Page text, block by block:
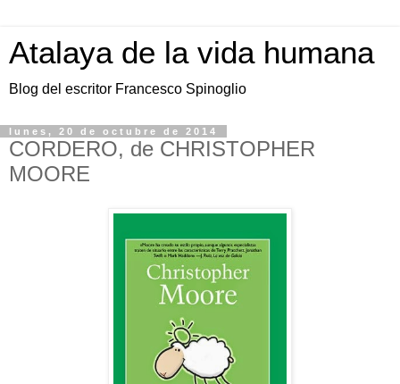
Atalaya de la vida humana
Blog del escritor Francesco Spinoglio
lunes, 20 de octubre de 2014
CORDERO, de CHRISTOPHER
MOORE